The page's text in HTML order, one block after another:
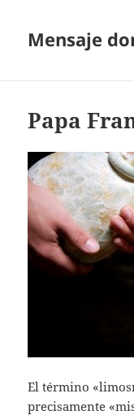
Mensaje
Papa
El término
precisamente